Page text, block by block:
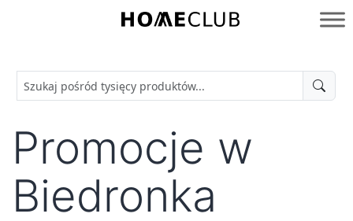
Homeclub
Promocje w
Biedronka